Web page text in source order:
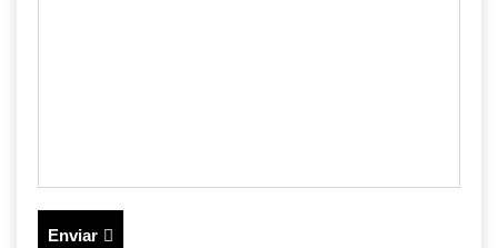
Enviar